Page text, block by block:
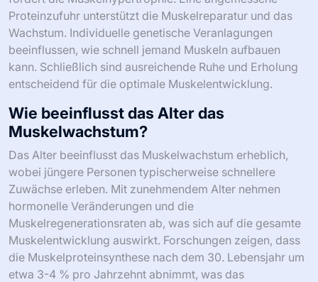
Proteinzufuhr unterstützt die Muskelreparatur und das
Wachstum. Individuelle genetische Veranlagungen
beeinflussen, wie schnell jemand Muskeln aufbauen
kann. Schließlich sind ausreichende Ruhe und Erholung
entscheidend für die optimale Muskelentwicklung.
Wie beeinflusst das Alter das
Muskelwachstum?
Das Alter beeinflusst das Muskelwachstum erheblich,
wobei jüngere Personen typischerweise schnellere
Zuwächse erleben. Mit zunehmendem Alter nehmen
hormonelle Veränderungen und die
Muskelregenerationsraten ab, was sich auf die gesamte
Muskelentwicklung auswirkt. Forschungen zeigen, dass
die Muskelproteinsynthese nach dem 30. Lebensjahr um
etwa 3-4 % pro Jahrzehnt abnimmt, was das